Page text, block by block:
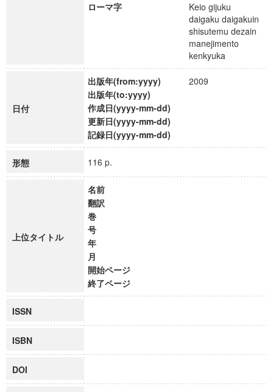
ローマ字
Keio gijuku
daigaku daigakuin
shisutemu dezain
manejimento
kenkyuka
日付
出版年(from:yyyy)
2009
出版年(to:yyyy)
作成日(yyyy-mm-dd)
更新日(yyyy-mm-dd)
記録日(yyyy-mm-dd)
形態 116 p.
上位タイトル
名前
翻訳
巻
号
年
月
開始ページ
終了ページ
ISSN
ISBN
DOI